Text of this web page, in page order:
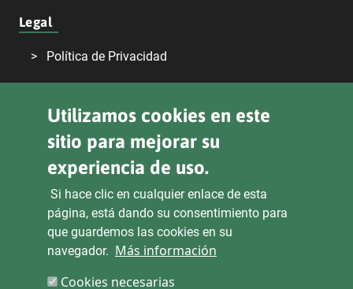
Legal
Política de Privacidad
Declaración de Accesibilidad
Aviso Legal
Transparencia
Sede Electrónica Derecho de Acceso
Mapa del sitio
Utilizamos cookies en este
sitio para mejorar su
experiencia de uso.
Si hace clic en cualquier enlace de esta
página, está dando su consentimiento para
que guardemos las cookies en su
navegador. Más información
Cookies necesarias